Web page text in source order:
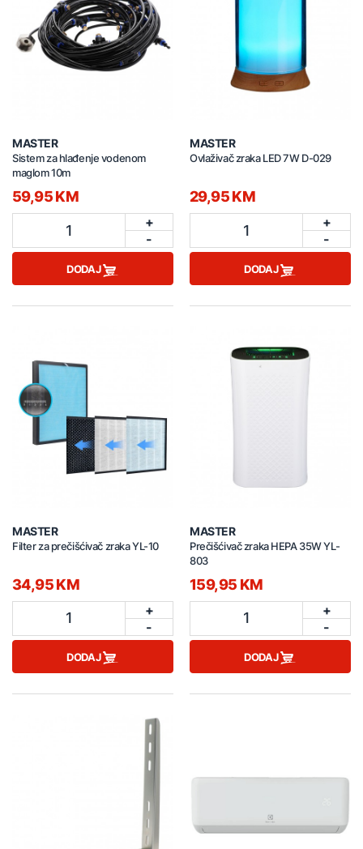
MASTER
Sistem za hlađenje vodenom
maglom 10m
59,95 KM
1
+
-
DODAJ
MASTER
Ovlaživač zraka LED 7W D-029
29,95 KM
1
+
-
DODAJ
MASTER
Filter za prečišćivač zraka YL-10
34,95 KM
1
+
-
DODAJ
MASTER
Prečišćivač zraka HEPA 35W YL-
803
159,95 KM
1
+
-
DODAJ